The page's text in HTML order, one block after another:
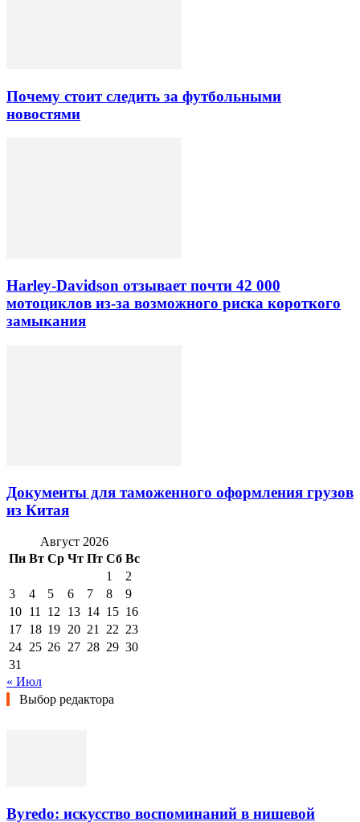
Почему стоит следить за футбольными
новостями
Harley-Davidson отзывает почти 42 000
мотоциклов из-за возможного риска короткого
замыкания
Документы для таможенного оформления грузов
из Китая
Август 2026
Пн Вт Ср Чт Пт Сб Вс
1
2
3
4 5 6 7 8
9
10 11 12 13 14 15 16
17 18 19 20 21 22 23
24 25 26 27 28 29 30
31
« Июл
Выбор редактора
Byredo: искусство воспоминаний в нишевой